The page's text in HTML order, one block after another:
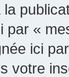
la
par «
ici
votre